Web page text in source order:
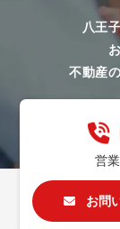
八王
不動産
営
お問